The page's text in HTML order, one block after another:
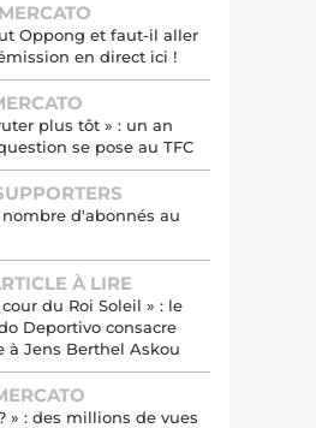
MERCATO
Oppong et faut-il aller
en direct ici !
plus tôt » : un an
se pose au TFC
d'abonnés au
À LIRE
du Roi Soleil » : le
Deportivo consacre
à Jens Berthel Askou
» : des millions de vues